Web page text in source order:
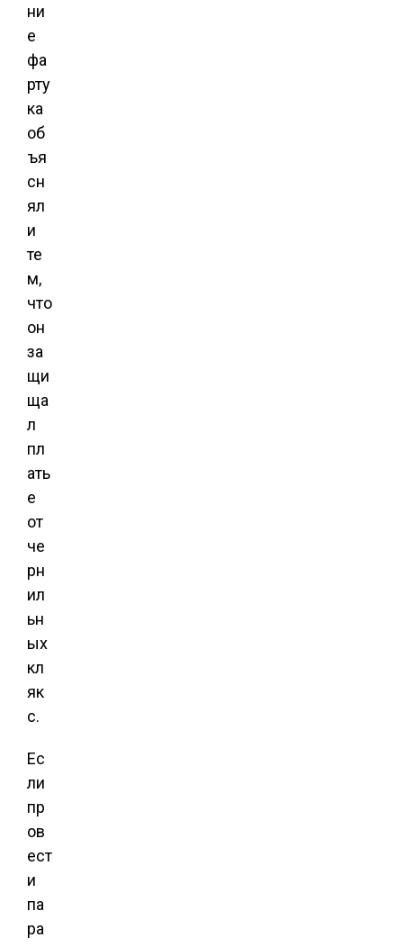
ни
е
фа
рту
ка
об
ъя
сн
ял
и
те
м,
что
он
за
щи
ща
л
пл
ать
е
от
че
рн
ил
ьн
ых
кл
як
с.
Ес
ли
пр
ов
ест
и
па
ра